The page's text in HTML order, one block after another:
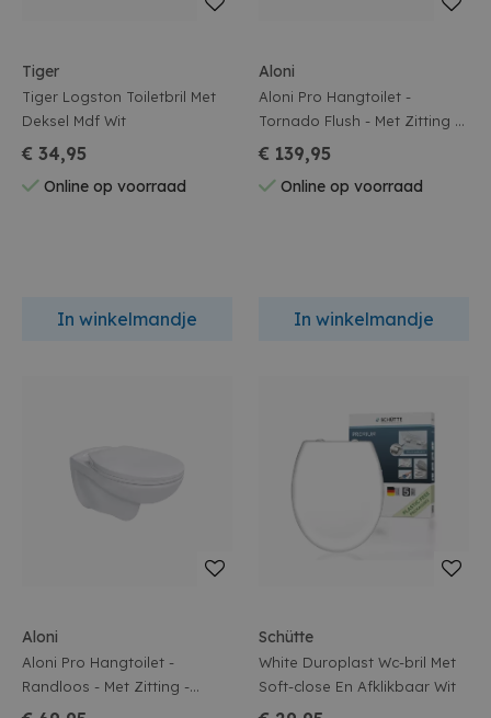
Tiger
Tiger Logston Toiletbril Met
Deksel Mdf Wit
€ 34,95
Online op voorraad
In winkelmandje
Aloni
Aloni Pro Hangtoilet -
Tornado Flush - Met Zitting -
36x32x49cm - Glanzend Wit
€ 139,95
Online op voorraad
In winkelmandje
Aloni
Aloni Pro Hangtoilet -
Randloos - Met Zitting -
35,5x41x54.5cm - Glanzend
Schütte
White Duroplast Wc-bril Met
Soft-close En Afklikbaar Wit